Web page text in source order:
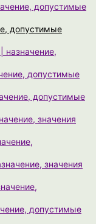
допустимые
допустимые
назначение,
допустимые
допустимые
значения
значения
допустимые